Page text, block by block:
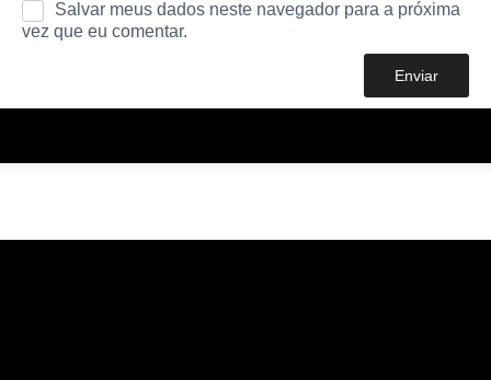
Salvar meus dados neste navegador para a próxima
vez que eu comentar.